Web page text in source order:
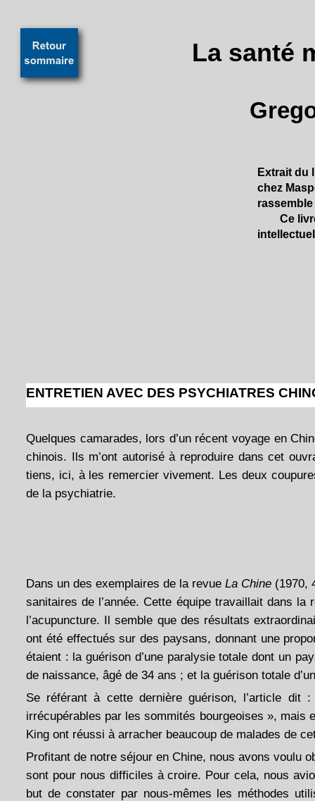
La santé
ENTRETIEN AVEC DES PSYCHIATRES
Quelques camarades, lors d’un récent voyage en
chinois. Ils m’ont autorisé à reproduire dans cet
tiens, ici, à les remercier vivement. Les deux
de la psychiatrie.
Dans un des exemplaires de la revueLa Chine (1970,
sanitaires de l’année. Cette équipe travaillait dans
l’acupuncture. Il semble que des résultats
ont été effectués sur des paysans, donnant une
étaient : la guérison d’une paralysie totale dont un
de naissance, âgé de 34 ans ; et la guérison totale
Se référant à cette dernière guérison, l’article dit
irrécupérables par les sommités bourgeoises », mais
King ont réussi à arracher beaucoup de malades de
Profitant de notre séjour en Chine, nous avons voulu
sont pour nous difficiles à croire. Pour cela, nous
but de constater par nous-mêmes les méthodes
Extrait du
chez
Ce livre